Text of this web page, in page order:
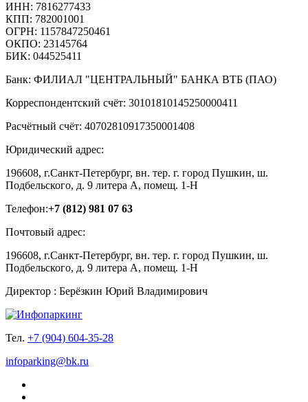
ИНН: 7816277433
КПП: 782001001
ОГРН: 1157847250461
ОКПО: 23145764
БИК: 044525411
Банк: ФИЛИАЛ "ЦЕНТРАЛЬНЫЙ" БАНКА ВТБ (ПАО)
Корреспондентский счёт: 30101810145250000411
Расчётный счёт: 40702810917350001408
Юридический адрес:
196608, г.Санкт-Петербург, вн. тер. г. город Пушкин, ш.
Подбельского, д. 9 литера А, помещ. 1-Н
Телефон:+7 (812) 981 07 63
Почтовый адрес:
196608, г.Санкт-Петербург, вн. тер. г. город Пушкин, ш.
Подбельского, д. 9 литера А, помещ. 1-Н
Директор : Берёзкин Юрий Владимирович
Тел. +7 (904) 604-35-28
infoparking@bk.ru